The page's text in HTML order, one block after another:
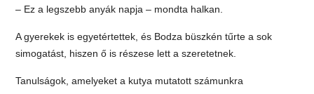
– Ez a legszebb anyák napja – mondta halkan.
A gyerekek is egyetértettek, és Bodza büszkén tűrte a sok
simogatást, hiszen ő is részese lett a szeretetnek.
Tanulságok, amelyeket a kutya mutatott számunkra